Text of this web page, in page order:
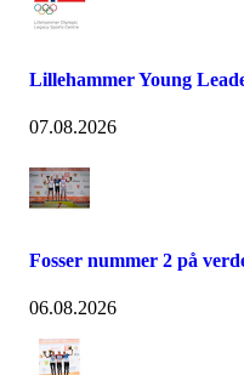
Lillehammer Young
07.08.2026
Fosser nummer 2 på
06.08.2026